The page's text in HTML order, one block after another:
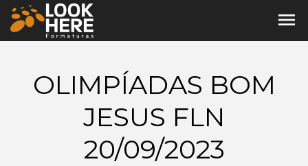
menu
OLIMPÍADAS BOM
JESUS FLN
20/09/2023